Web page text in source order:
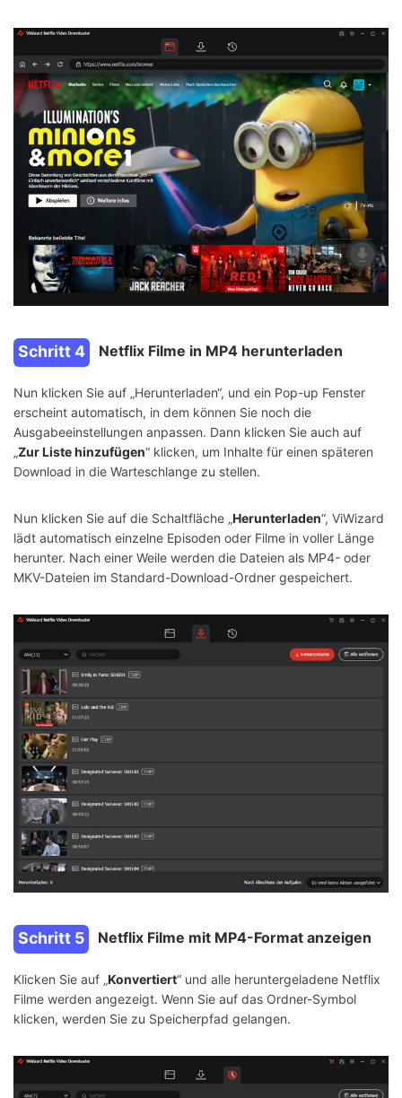
Schritt 4 Netflix Filme in MP4 herunterladen
Nun klicken Sie auf „Herunterladen“, und ein Pop-up Fenster
erscheint automatisch, in dem können Sie noch die
Ausgabeeinstellungen anpassen. Dann klicken Sie auch auf
„Zur Liste hinzufügen“ klicken, um Inhalte für einen späteren
Download in die Warteschlange zu stellen.
Nun klicken Sie auf die Schaltfläche „Herunterladen“, ViWizard
lädt automatisch einzelne Episoden oder Filme in voller Länge
herunter. Nach einer Weile werden die Dateien als MP4- oder
MKV-Dateien im Standard-Download-Ordner gespeichert.
Schritt 5 Netflix Filme mit MP4-Format anzeigen
Klicken Sie auf „Konvertiert“ und alle heruntergeladene Netflix
Filme werden angezeigt. Wenn Sie auf das Ordner-Symbol
klicken, werden Sie zu Speicherpfad gelangen.